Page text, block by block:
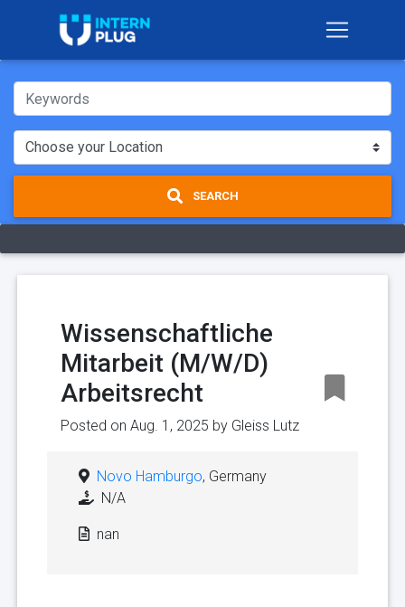
SEARCH
Wissenschaftliche
Mitarbeit (M/W/D)
Arbeitsrecht
Posted on Aug. 1, 2025 by Gleiss Lutz
Novo Hamburgo, Germany
N/A
nan